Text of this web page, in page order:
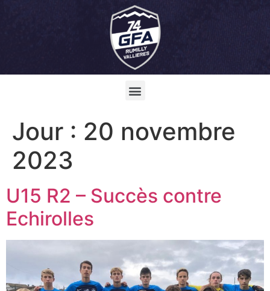
Jour : 20 novembre
2023
U15 R2 – Succès contre
Echirolles